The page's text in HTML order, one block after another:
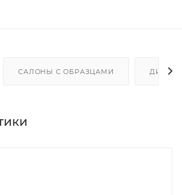
САЛОНЫ С ОБРАЗЦАМИ